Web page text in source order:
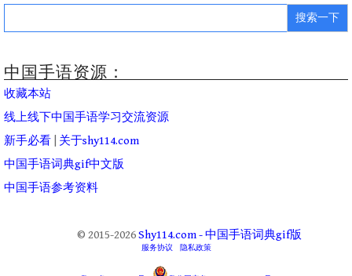
Search
中国手语资源：
收藏本站
线上线下中国手语学习交流资源
新手必看
关于shy114.com
中国手语词典gif中文版
中国手语参考资料
© 2015-2026Shy114.com - 中国手语词典gif版
服务协议 隐私政策